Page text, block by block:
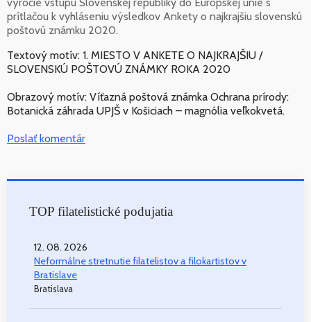
prítlačou k vyhláseniu výsledkov Ankety o najkrajšiu slovenskú
poštovú známku 2020.
Textový motív: 1. MIESTO V ANKETE O NAJKRAJŠIU /
SLOVENSKÚ POŠTOVÚ ZNÁMKY ROKA 2020
Obrazový motív: Víťazná poštová známka Ochrana prírody:
Botanická záhrada UPJŠ v Košiciach – magnólia veľkokvetá.
Poslať komentár
TOP filatelistické podujatia
12. 08. 2026
Neformálne stretnutie filatelistov a filokartistov v
Bratislave
Bratislava